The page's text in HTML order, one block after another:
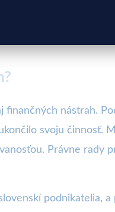
nástrah.
svoju činnosť.
Právne rady
podnikatelia,